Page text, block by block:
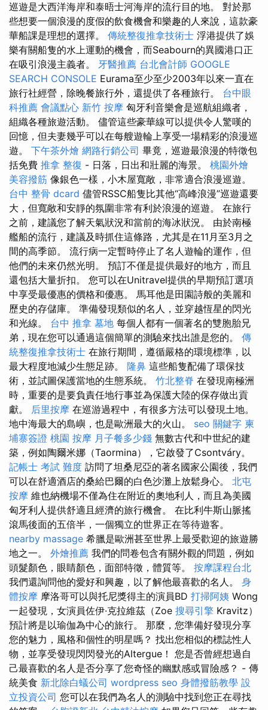
巡遊是大西洋海岸和泰晤士河海岸的流行目的地。 對於那
些想要一個浪漫的度假的飲食機會和樂趣的人來說，這款豪
華船課是理想的選擇。 傳統整復推拿技術士 浮港提供了娛
樂有關船隻的水上運動的機會，而Seabourn的異國港口正
在吸引浪漫主義者。 牙醫推薦 台北會計師 GOOGLE
SEARCH CONSOLE Eurama至少至少2003年以來一直在
旅行社經營，除晚餐旅行外，還提供了各種旅行。 台中眼
科推薦 會議點心 新竹 按摩 匈牙利音樂會是巡航組織者，
組織各種旅遊活動。 儘管這些豪華線可以提供令人驚嘆的
回憶，但夫妻幾乎可以在每艘遊輪上享受一場精彩的浪漫巡
遊。 下午茶外燴 網路行銷公司 畢竟，巡遊最浪漫的特徵包
括免費 推拿 整復 - 日落，日出和壯麗的海景。 桃園外燴
美容撥筋 像銀色一樣，小木屋寬敞，非常適合浪漫巡遊。
台中 整骨 dcard 儘管RSSC船隻比其他“高峰浪漫”巡遊還要
大，但寬敞和安靜的氛圍非常有利於浪漫的巡遊。 在旅行
之前，建議您了解天氣狀況和當前的海冰狀況。 由於南極
艦船的流行，建議及時抓住這條路，尤其是在11月至3月之
間的高季節。 流行病一定暫時停止了名人遊輪的運作，但
他們的未來仍然光明。 預訂不僅是提供最好的地方，而且
還包括大量折扣。 您可以在Unitravel提供的早期預訂選項
中享受最優惠的價格和優惠。 馬耳他是田園詩般的美麗和
歷史的存儲庫。 準備發現類似的名人，並穿越恆星的閃光
和光線。 台中 推拿 墓地 每個人都有一個著名的雙胞胎兄
弟，現在您可以通過這個簡單的測驗來找出誰是您的。 傳
統整復推拿技術士 在旅行期間，遵循嚴格的環境標準，以
最大程度地減少生態足跡。 隆鼻 這些船隻配備了環保技
術，並試圖保護當地的生態系統。 竹北整脊 在發現南極洲
時，重要的是要負責任地行事並為保護大陸的保存做出貢
獻。 后里按摩 在巡游過程中，有很多方法可以發現土地。
地中海最大的島嶼，也是歐洲最大的火山。 seo 關鍵字 柬
埔寨簽證 桃園 按摩 月子餐多少錢 無數古代和中世紀的建
築，例如陶爾米娜（Taormina），它啟發了Csontváry。
記帳士 考試 難度 訪問了坦桑尼亞的著名國家公園後，我們
可以在舒適酒店的桑給巴爾的白色沙灘上放鬆身心。 北屯
按摩 維也納機場不僅為住在附近的奧地利人，而且為美國
匈牙利人提供舒適且經濟的旅行機會。 在比利牛斯山脈搖
滾馬後面的五倍半，一個獨立的世界正在等待遊客。
nearby massage 希臘是歐洲甚至世界上最受歡迎的旅遊勝
地之一。 外燴推薦 我們的問卷包含有關外觀的問題，例如
頭髮顏色，眼睛顏色，面部特徵，體質等。 按摩課程台北
我們還詢問他的愛好和興趣，以了解他最喜歡的名人。 身
體按摩 摩洛哥可以與托尼獎得主的演員BD 打掃阿姨 Wong
一起發現，女演員佐伊·克拉維茲（Zoe 搜尋引擎 Kravitz）
預計將是以瑜伽為中心的旅行。 那麼，您準備好發現分享
您的魅力，風格和個性的明星嗎？ 找出您相似的標誌性人
物，並享受發現閃閃發光的Altergue！ 您是否曾經想過自
己最喜歡的名人是否分享了您奇怪的幽默感或冒險感？ - 傳
統美食 新北除白蟻公司 wordpress seo 身體撥筋教學 設
立投資公司 您可以在我們為名人的測驗中找到您正在尋找